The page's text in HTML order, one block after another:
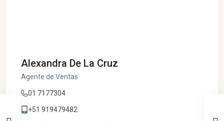
Alexandra De La Cruz
Agente de Ventas
01 7177304
+51 919479482